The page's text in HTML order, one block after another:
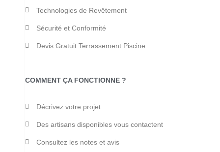
Technologies de Revêtement
Sécurité et Conformité
Devis Gratuit Terrassement Piscine
COMMENT ÇA FONCTIONNE ?
Décrivez votre projet
Des artisans disponibles vous contactent
Consultez les notes et avis